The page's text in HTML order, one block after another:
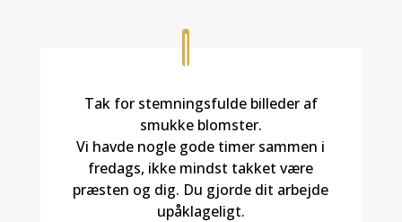
Tak for stemningsfulde billeder af
smukke blomster.
Vi havde nogle gode timer sammen i
fredags, ikke mindst takket være
præsten og dig. Du gjorde dit arbejde
upåklageligt.